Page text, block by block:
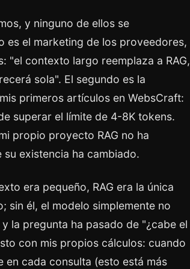
y ninguno de ellos se
es el marketing de los proveedores,
"el contexto largo reemplaza a RAG,
sola". El segundo es la
primeros artículos en WebsCraft:
superar el límite de 4-8K tokens.
propio proyecto RAG no ha
existencia ha cambiado.
era pequeño, RAG era la única
sin él, el modelo simplemente no
la pregunta ha pasado de "¿cabe el
con mis propios cálculos: cuando
cada consulta (esto está más